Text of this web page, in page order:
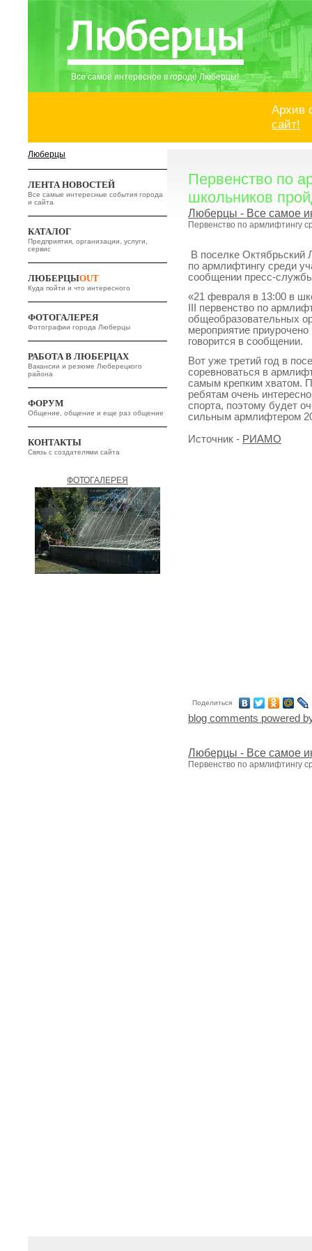
Все самое интересное в городе Люберцы!
Архив
сайт!
Люберцы
ЛЕНТА НОВОСТЕЙ
Все самые интересные события города
и сайта
КАТАЛОГ
Предприятия, организации, услуги,
сервис
ЛЮБЕРЦЫOUT
Куда пойти и что интересного
ФОТОГАЛЕРЕЯ
Фотографии города Люберцы
РАБОТА В ЛЮБЕРЦАХ
Вакансии и резюме Люберецкого
района
ФОРУМ
Общение, общение и еще раз общение
КОНТАКТЫ
Связь с создателями сайта
ФОТОГАЛЕРЕЯ
Первенство по
школьников
Люберцы - Все самое
Первенство по армлифтингу
В поселке Октябрьский
по армлифтингу среди
сообщении пресс-
«21 февраля в 13:00 в
III первенство по
общеобразовательных
мероприятие
говорится в сообщении.
Вот уже третий год в
соревноваться в
самым крепким хватом.
ребятам очень
спорта, поэтому будет
сильным армлифтером
Источник - РИАМО
Поделиться
blog comments powered
Люберцы - Все самое
Первенство по армлифтингу